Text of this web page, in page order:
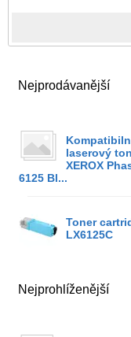
Nejprodávanější
laserový
XEROX
6125 Bl...
Toner
LX6125C
Nejprohlíženější